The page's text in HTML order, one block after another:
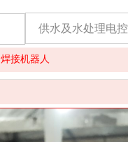
供水及水处理电控
焊接机器人